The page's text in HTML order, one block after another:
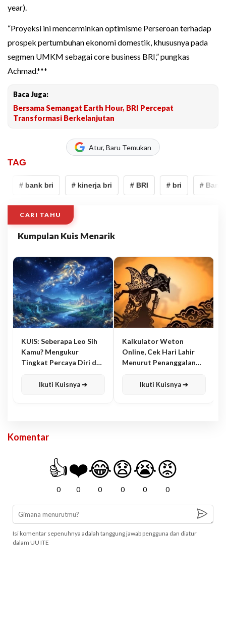
year).
“Proyeksi ini mencerminkan optimisme Perseroan terhadap
prospek pertumbuhan ekonomi domestik, khususnya pada
segmen UMKM sebagai core business BRI,” pungkas
Achmad.***
Baca Juga:
Bersama Semangat Earth Hour, BRI Percepat
Transformasi Berkelanjutan
Atur, Baru Temukan
TAG
# bank bri # kinerja bri # BRI # bri # Bank
CARI TAHU
Kumpulan Kuis Menarik
KUIS: Seberapa Leo Sih
Kamu? Mengukur
Tingkat Percaya Diri dan
Ikuti Kuisnya ➔
Kalkulator Weton
Online, Cek Hari Lahir
Menurut Penanggalan
Ikuti Kuisnya ➔
Komentar
👍
0
❤️
0
😂
0
😧
0
😭
0
😡
0
Isi komentar sepenuhnya adalah tanggung jawab pengguna dan diatur
dalam UU ITE